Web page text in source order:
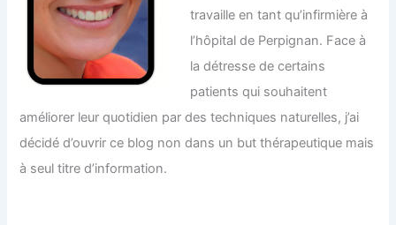
travaille en tant qu’infirmière à
l’hôpital de Perpignan. Face à
la détresse de certains
patients qui souhaitent
améliorer leur quotidien par des techniques naturelles, j’ai
décidé d’ouvrir ce blog non dans un but thérapeutique mais
à seul titre d’information.